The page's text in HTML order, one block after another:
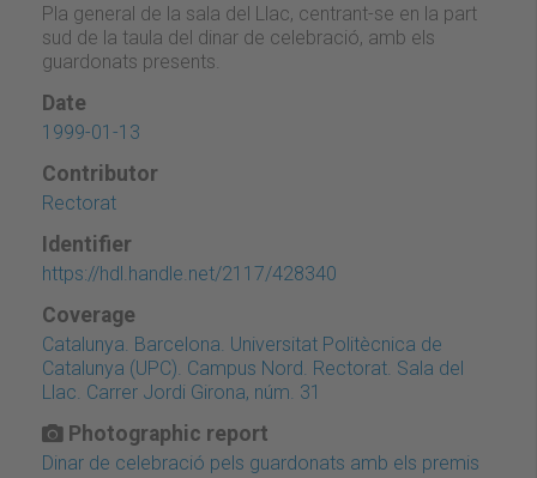
Pla general de la sala del Llac, centrant-se en la part
sud de la taula del dinar de celebració, amb els
guardonats presents.
Date
1999-01-13
Contributor
Rectorat
Identifier
https://hdl.handle.net/2117/428340
Coverage
Catalunya. Barcelona. Universitat Politècnica de
Catalunya (UPC). Campus Nord. Rectorat. Sala del
Llac. Carrer Jordi Girona, núm. 31
Photographic report
Dinar de celebració pels guardonats amb els premis